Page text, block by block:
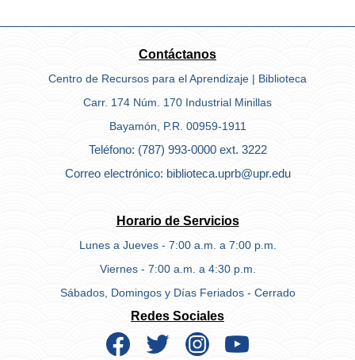
Contáctanos
Centro de Recursos para el Aprendizaje | Biblioteca
Carr. 174 Núm. 170 Industrial Minillas
Bayamón, P.R. 00959-1911
Teléfono: (787) 993-0000 ext. 3222
Correo electrónico: biblioteca.uprb@upr.edu
Horario de Servicios
Lunes a Jueves - 7:00 a.m. a 7:00 p.m.
Viernes - 7:00 a.m. a 4:30 p.m.
Sábados, Domingos y Días Feriados - Cerrado
Redes Sociales